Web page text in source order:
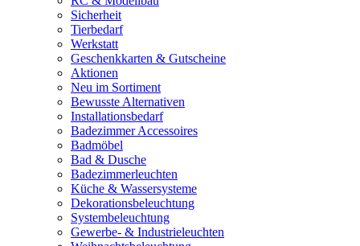
Sicherheit
Tierbedarf
Werkstatt
Geschenkkarten & Gutscheine
Aktionen
Neu im Sortiment
Bewusste Alternativen
Installationsbedarf
Badezimmer Accessoires
Badmöbel
Bad & Dusche
Badezimmerleuchten
Küche & Wassersysteme
Dekorationsbeleuchtung
Systembeleuchtung
Gewerbe- & Industrieleuchten